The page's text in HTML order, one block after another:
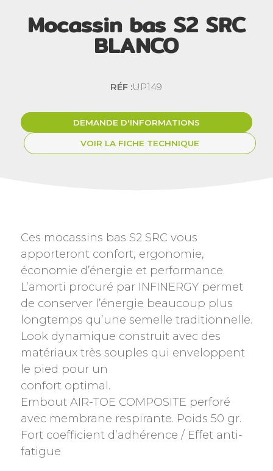
Mocassin bas S2 SRC
BLANCO
RÉF :UP149
DEMANDE D'INFORMATIONS
VOIR LA FICHE TECHNIQUE
Ces mocassins bas S2 SRC vous
apporteront confort, ergonomie,
économie d’énergie et performance.
L’amorti procuré par INFINERGY permet
de conserver l’énergie beaucoup plus
longtemps qu’une semelle traditionnelle.
Look dynamique construit avec des
matériaux très souples qui enveloppent
le pied pour un
confort optimal.
Embout AIR-TOE COMPOSITE perforé
avec membrane respirante. Poids 50 gr.
Fort coefficient d’adhérence / Effet anti-
fatigue